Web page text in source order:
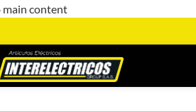
main content